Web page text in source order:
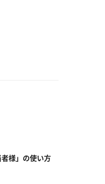
様」の使い方